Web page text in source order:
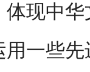
现中
一些